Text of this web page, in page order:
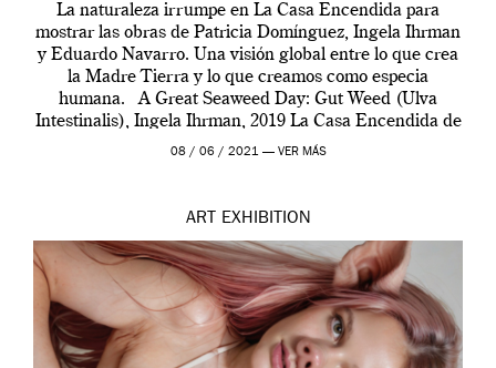
La naturaleza irrumpe en La Casa Encendida para
mostrar las obras de Patricia Domínguez, Ingela Ihrman
y Eduardo Navarro. Una visión global entre lo que crea
la Madre Tierra y lo que creamos como especia
humana. A Great Seaweed Day: Gut Weed (Ulva
Intestinalis), Ingela Ihrman, 2019 La Casa Encendida de
Madrid y la Wellcome […]
08 / 06 / 2021 — VER MÁS
ART EXHIBITION